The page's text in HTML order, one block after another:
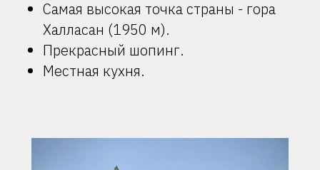
Самая высокая точка страны - гора
Халласан (1950 м).
Прекрасный шопинг.
Местная кухня.